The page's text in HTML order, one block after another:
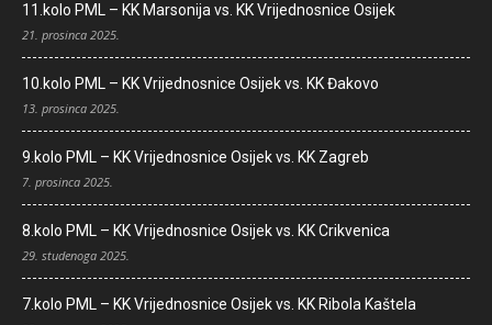
11.kolo PML – KK Marsonija vs. KK Vrijednosnice Osijek
21. prosinca 2025.
10.kolo PML – KK Vrijednosnice Osijek vs. KK Đakovo
13. prosinca 2025.
9.kolo PML – KK Vrijednosnice Osijek vs. KK Zagreb
7. prosinca 2025.
8.kolo PML – KK Vrijednosnice Osijek vs. KK Crikvenica
29. studenoga 2025.
7.kolo PML – KK Vrijednosnice Osijek vs. KK Ribola Kaštela